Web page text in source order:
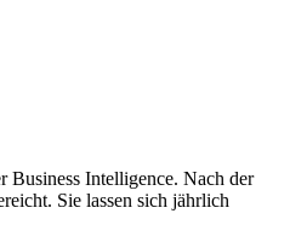
Intelligence. Nach der
Sie lassen sich jährlich